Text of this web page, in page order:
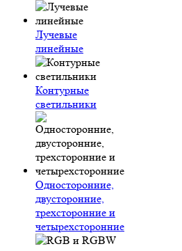
Лучевые
линейные
Контурные
светильники
Односторонние,
двусторонние,
трехсторонние и
четырехсторонние